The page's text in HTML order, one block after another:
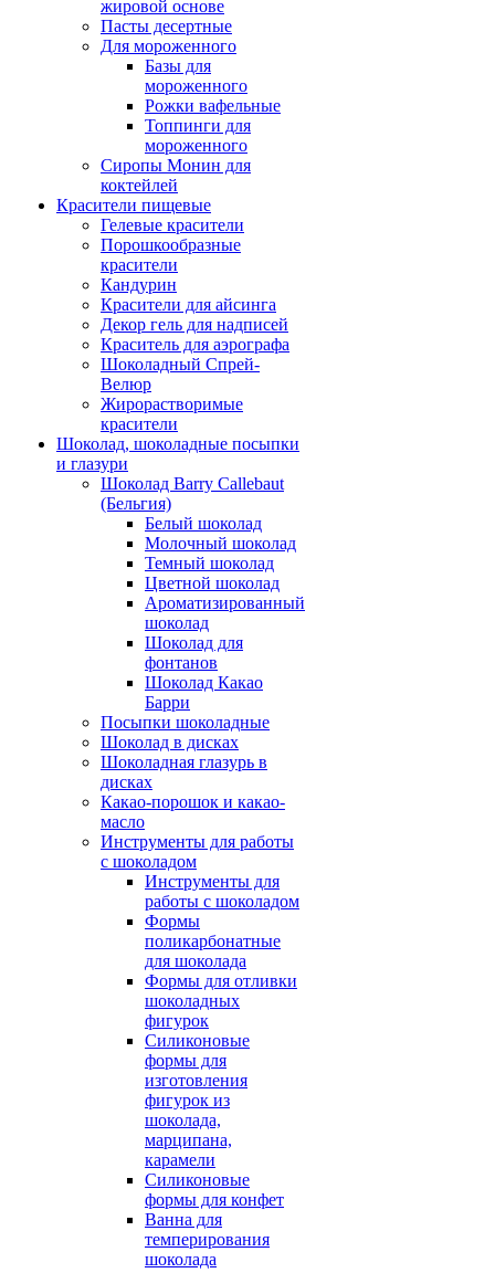
жировой основе
Пасты десертные
Для мороженного
Базы для
мороженного
Рожки вафельные
Топпинги для
мороженного
Сиропы Монин для
коктейлей
Красители пищевые
Гелевые красители
Порошкообразные
красители
Кандурин
Красители для айсинга
Декор гель для надписей
Краситель для аэрографа
Шоколадный Спрей-
Велюр
Жирорастворимые
красители
Шоколад, шоколадные посыпки
и глазури
Шоколад Barry Callebaut
(Бельгия)
Белый шоколад
Молочный шоколад
Темный шоколад
Цветной шоколад
Ароматизированный
шоколад
Шоколад для
фонтанов
Шоколад Какао
Барри
Посыпки шоколадные
Шоколад в дисках
Шоколадная глазурь в
дисках
Какао-порошок и какао-
масло
Инструменты для работы
с шоколадом
Инструменты для
работы с шоколадом
Формы
поликарбонатные
для шоколада
Формы для отливки
шоколадных
фигурок
Силиконовые
формы для
изготовления
фигурок из
шоколада,
марципана,
карамели
Силиконовые
формы для конфет
Ванна для
темперирования
шоколада